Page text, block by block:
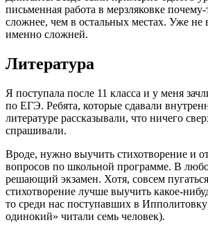
письменная работа в мерзляковке
сложнее, чем в остальных местах. Уже
именно сложней.
Литература
Я поступала после 11 класса и у меня
по ЕГЭ. Ребята, которые сдавали
литературе рассказывали, что ничего
спрашивали.
Вроде, нужно выучить стихотворение и
вопросов по школьной программе. В
решающий экзамен. Хотя, совсем
стихотворение лучше выучить какое-
то среди нас поступавших в Ипполитовку
одинокий» читали семь человек).